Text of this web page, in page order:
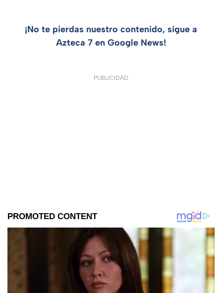
¡No te pierdas nuestro contenido, sigue a
Azteca 7 en Google News!
PUBLICIDAD